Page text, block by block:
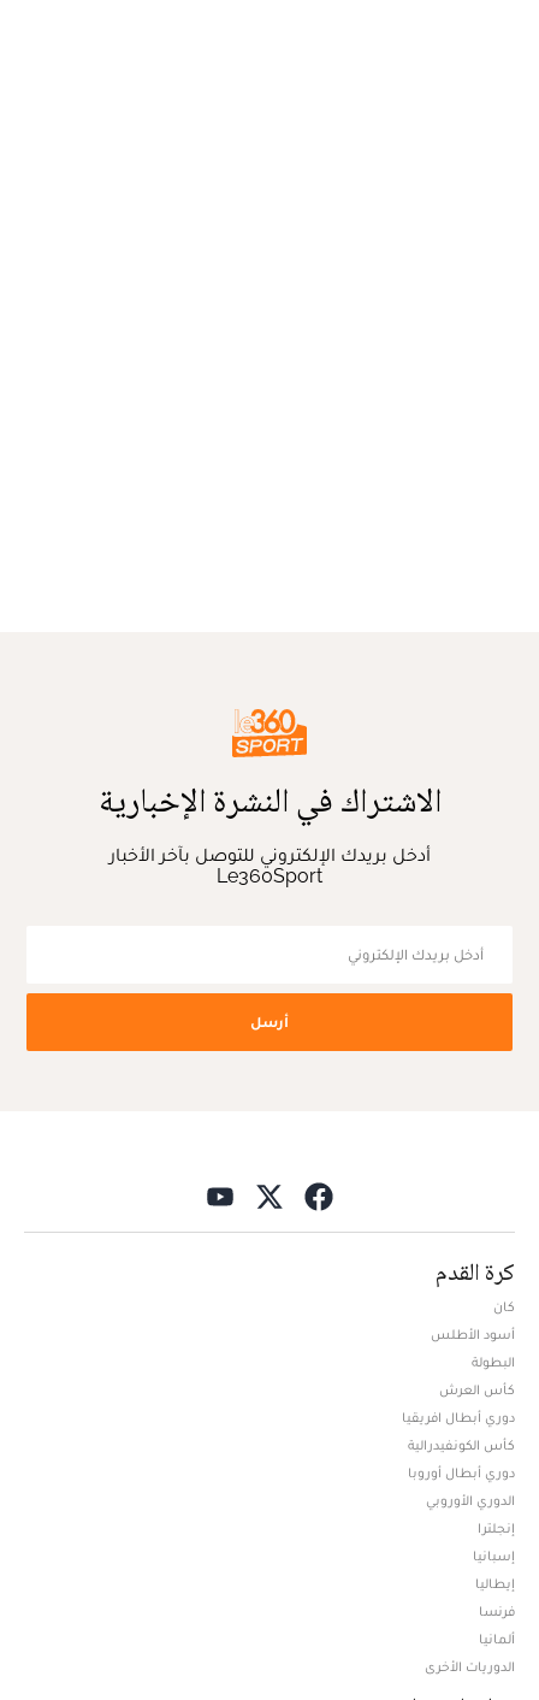
الاشتراك في النشرة الإخبارية
أدخل بريدك الإلكتروني للتوصل بآخر الأخبار
Le360Sport
أرسل
كرة القدم
كان
أسود الأطلس
البطولة
كأس العرش
دوري أبطال افريقيا
كأس الكونفيدرالية
دوري أبطال أوروبا
الدوري الأوروبي
إنجلترا
إسبانيا
إيطاليا
فرنسا
ألمانيا
الدوريات الأخرى